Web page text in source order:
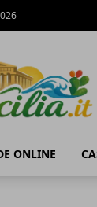
ONLINE